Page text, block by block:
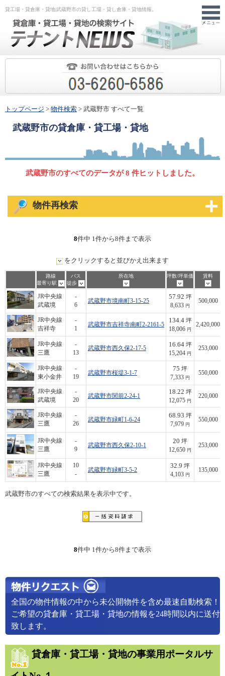
貸工場・貸倉庫・貸地|武蔵野市の貸し工場・貸し倉庫・貸地情報。
全国の物件情報の中から未公開物件を含め最速自動検索！
ご希望の貸倉庫・貸工場・貸地の情報を24時間以内に送付
致します。
トップページ > 物件検索 > 武蔵野市 すべて一覧
武蔵野市の貸倉庫・貸工場・貸地
武蔵野市のすべてのデータが 8 件ヒットしました。
8件中 1件から8件まで表示
をクリックすると並びかえ出来ます
路線
最寄り駅
バス
徒歩
所在地 坪数/坪単価 賃料
JR中央線
武蔵境
-
6
武蔵野市境南町3-15-25
57.92 坪
8,633 円
500,000
JR中央線
吉祥寺
-
1
武蔵野市吉祥寺南町2-2161-5
134.4坪
18,006 円
2,420,000
JR中央線
三鷹
-
13
武蔵野市西久保2-17-5
16.64坪
15,204 円
253,000
JR中央線
東小金井
-
19
武蔵野市桜堤3-1-7
75 坪
7,333 円
550,000
JR中央線
武蔵境
-
20
武蔵野市関前2-24-1
18.22 坪
12,075 円
220,000
JR中央線
三鷹
-
26
武蔵野市緑町1-6-24
68.93 坪
7,979 円
550,000
JR中央線
三鷹
-
9
武蔵野市西久保2-10-1
20 坪
12,650 円
253,000
JR中央線
三鷹
10
-
武蔵野市緑町3-5-2
32.9 坪
4,103 円
135,000
武蔵野市のすべての検索結果を表示中です。
8件中 1件から8件まで表示
物件再検索
貸倉庫・貸工場・貸地の事業用ポータルサ